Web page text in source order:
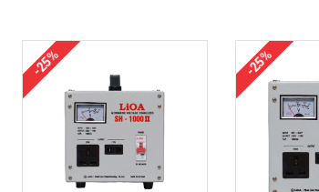
-25% -25%